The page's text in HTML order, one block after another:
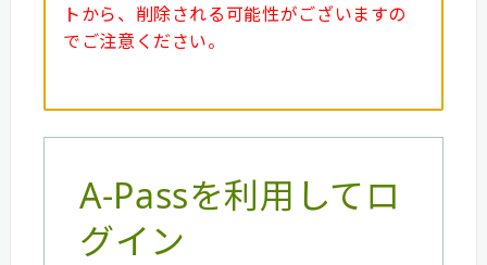
トから、削除される可能性がございますの
でご注意ください。
A-Passを利用してロ
グイン